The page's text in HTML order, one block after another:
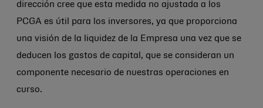
dirección cree que esta medida no ajustada a los
PCGA es útil para los inversores, ya que proporciona
una visión de la liquidez de la Empresa una vez que se
deducen los gastos de capital, que se consideran un
componente necesario de nuestras operaciones en
curso.